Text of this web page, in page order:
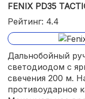
FENIX PD35
Рейтинг: 4.4
Дальнобойный
светодиодом с
свечения 200 м.
противоударное